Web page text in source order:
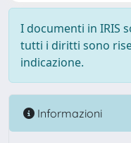
I documenti in IRIS
tutti i diritti sono
indicazione.
Informazioni